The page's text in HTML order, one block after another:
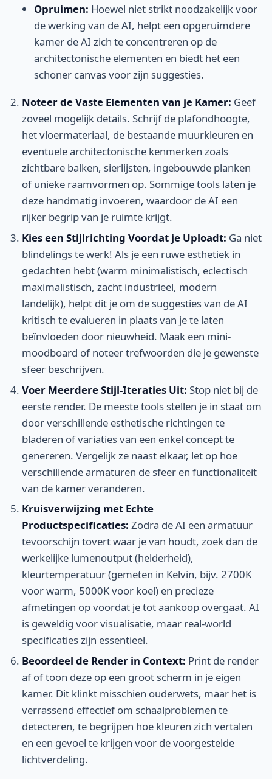
Opruimen: Hoewel niet strikt noodzakelijk voor
de werking van de AI, helpt een opgeruimdere
kamer de AI zich te concentreren op de
architectonische elementen en biedt het een
schoner canvas voor zijn suggesties.
Noteer de Vaste Elementen van je Kamer: Geef
zoveel mogelijk details. Schrijf de plafondhoogte,
het vloermateriaal, de bestaande muurkleuren en
eventuele architectonische kenmerken zoals
zichtbare balken, sierlijsten, ingebouwde planken
of unieke raamvormen op. Sommige tools laten je
deze handmatig invoeren, waardoor de AI een
rijker begrip van je ruimte krijgt.
Kies een Stijlrichting Voordat je Uploadt: Ga niet
blindelings te werk! Als je een ruwe esthetiek in
gedachten hebt (warm minimalistisch, eclectisch
maximalistisch, zacht industrieel, modern
landelijk), helpt dit je om de suggesties van de AI
kritisch te evalueren in plaats van je te laten
beïnvloeden door nieuwheid. Maak een mini-
moodboard of noteer trefwoorden die je gewenste
sfeer beschrijven.
Voer Meerdere Stijl-Iteraties Uit: Stop niet bij de
eerste render. De meeste tools stellen je in staat om
door verschillende esthetische richtingen te
bladeren of variaties van een enkel concept te
genereren. Vergelijk ze naast elkaar, let op hoe
verschillende armaturen de sfeer en functionaliteit
van de kamer veranderen.
Kruisverwijzing met Echte
Productspecificaties: Zodra de AI een armatuur
tevoorschijn tovert waar je van houdt, zoek dan de
werkelijke lumenoutput (helderheid),
kleurtemperatuur (gemeten in Kelvin, bijv. 2700K
voor warm, 5000K voor koel) en precieze
afmetingen op voordat je tot aankoop overgaat. AI
is geweldig voor visualisatie, maar real-world
specificaties zijn essentieel.
Beoordeel de Render in Context: Print de render
af of toon deze op een groot scherm in je eigen
kamer. Dit klinkt misschien ouderwets, maar het is
verrassend effectief om schaalproblemen te
detecteren, te begrijpen hoe kleuren zich vertalen
en een gevoel te krijgen voor de voorgestelde
lichtverdeling.